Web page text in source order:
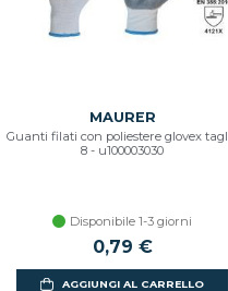
MAURER
Guanti filati con poliestere glovex
8 - u100003030
Disponibile 1-3 giorni
0,79 €
AGGIUNGI AL CARRELLO